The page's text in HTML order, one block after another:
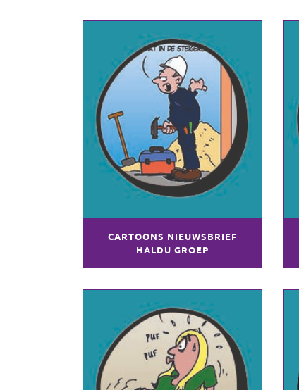
CARTOONS NIEUWSBRIEF
HALDU GROEP